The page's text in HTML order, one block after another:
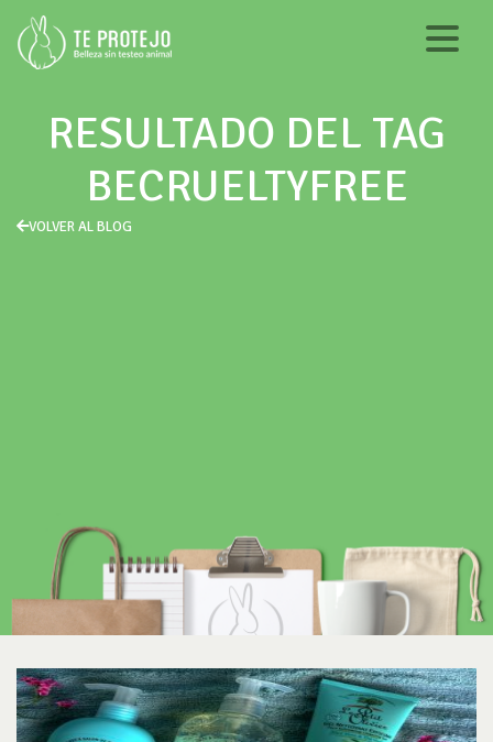
RESULTADO DEL TAG
BECRUELTYFREE
VOLVER AL BLOG